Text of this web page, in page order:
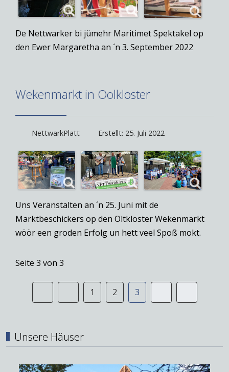
De Nettwarker bi jümehr Maritimet Spektakel op
den Ewer Margaretha an ´n 3. September 2022
Wekenmarkt in Oolkloster
NettwarkPlatt Erstellt: 25. Juli 2022
Uns Veranstalten an ´n 25. Juni mit de
Marktbeschickers op den Oltkloster Wekenmarkt
wöör een groden Erfolg un hett veel Spoß mokt.
Seite 3 von 3
1 2 3
Unsere Häuser